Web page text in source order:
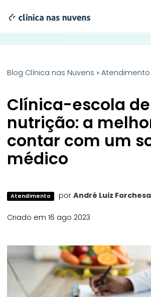
Blog Clínica nas Nuvens »Atendimento
Clínica-escola de
nutrição: a
contar com um
médico
Atendimento por André Luiz
Criado em 16 ago 2023